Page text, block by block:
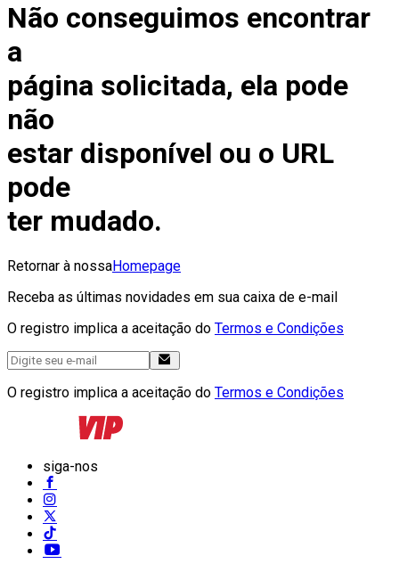
Não conseguimos encontrar
a
página solicitada, ela pode
não
estar disponível ou o URL
pode
ter mudado.
Retornar à nossaHomepage
Receba as últimas novidades em sua caixa de e-mail
O registro implica a aceitação do Termos e Condições
O registro implica a aceitação do Termos e Condições
siga-nos